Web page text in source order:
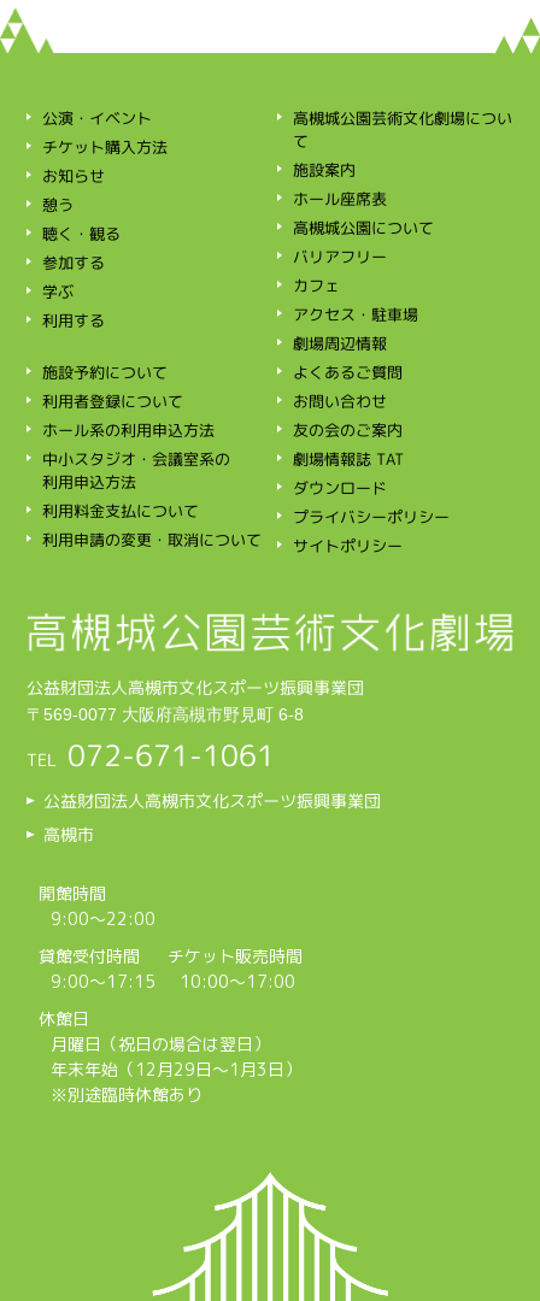
公演・イベント
チケット購入方法
お知らせ
憩う
聴く・観る
参加する
学ぶ
利用する
高槻城公園芸術文化劇場につい
て
施設案内
ホール座席表
高槻城公園について
バリアフリー
カフェ
アクセス・駐車場
劇場周辺情報
施設予約について
利用者登録について
ホール系の利用申込方法
中小スタジオ・会議室系の
利用申込方法
利用料金支払について
利用申請の変更・取消について
よくあるご質問
お問い合わせ
友の会のご案内
劇場情報誌 TAT
ダウンロード
プライバシーポリシー
サイトポリシー
公益財団法人高槻市文化スポーツ振興事業団
〒569‑0077 大阪府高槻市野見町 6-8
TEL 072‑671‑1061
公益財団法人高槻市文化スポーツ振興事業団
高槻市
開館時間
9:00～22:00
貸館受付時間
9:00～17:15
チケット販売時間
10:00～17:00
休館日
月曜日（祝日の場合は翌日）
年末年始（12月29日～1月3日）
※別途臨時休館あり